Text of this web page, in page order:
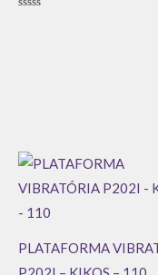
PLATAFORMA